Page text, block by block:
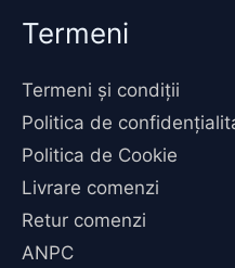
Termeni
Termeni și condiții
Politica de
Politica de Cookie
Livrare comenzi
Retur comenzi
ANPC